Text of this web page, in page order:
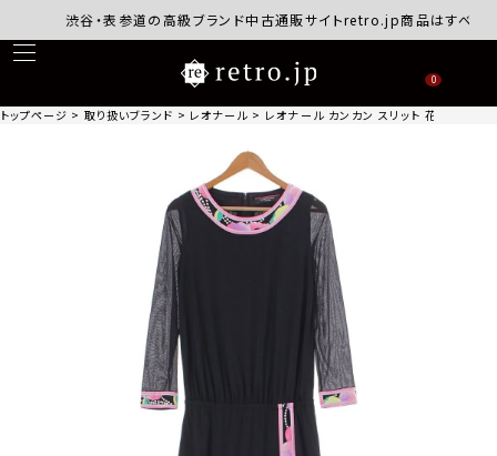
渋谷・表参道の高級ブランド中古通販サイトretro.jp商品はすべて正規
0
トップページ 取り扱いブランド レオナール レオナール カンカン スリット 花柄 フラ